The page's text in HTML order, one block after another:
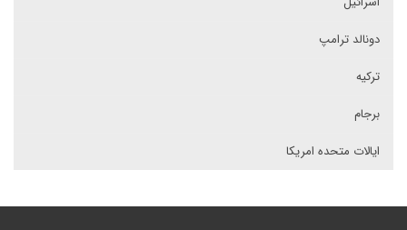
دونالد ترامپ
ترکیه
برجام
ایالات متحده امریکا